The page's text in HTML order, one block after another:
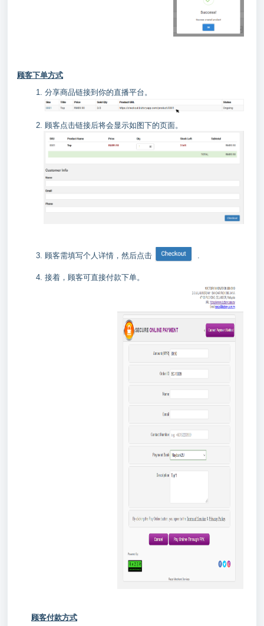
顾客下单方式
1. 分享商品链接到你的直播平台。
2. 顾客点击链接后将会显示如图下的页面。
3. 顾客需填写个人详情，然后点击 .
4. 接着，顾客可直接付款下单。
顾客付款方式